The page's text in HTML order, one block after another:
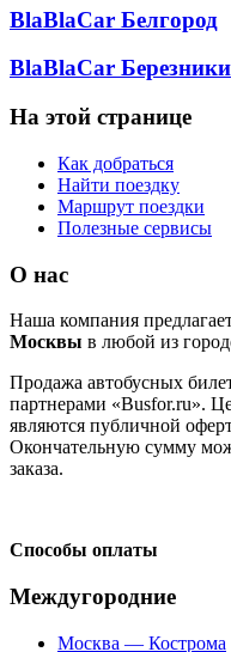
BlaBlaCar Белгород
BlaBlaCar Березники
На этой странице
Как добраться
Найти поездку
Маршрут поездки
Полезные сервисы
О нас
Наша компания
Москвы в любой из
Продажа автобусных
партнерами «Busfor.ru».
являются публичной
Окончательную сумму
заказа.
Способы оплаты
Междугородние
Москва — Кострома